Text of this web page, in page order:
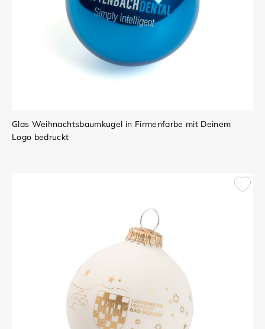
Glas Weihnachtsbaumkugel in Firmenfarbe mit Deinem
Logo bedruckt